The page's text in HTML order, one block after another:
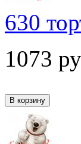
630
1073